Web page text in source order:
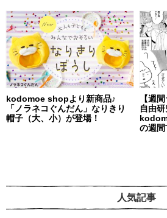
kodomoe shopより新商品♪
「ノラネコぐんだん」なりきり
帽子（大、小）が登場！
【週
自由
の週
人気記事